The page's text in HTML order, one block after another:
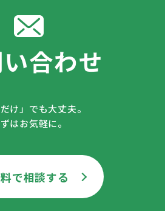
合わせ
だけ」でも大丈夫。
はお気軽に。
で相談する